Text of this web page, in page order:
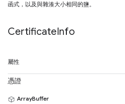
函式，以及與雜湊大小相同的鹽。
CertificateInfo
屬性
憑證
ArrayBuffer